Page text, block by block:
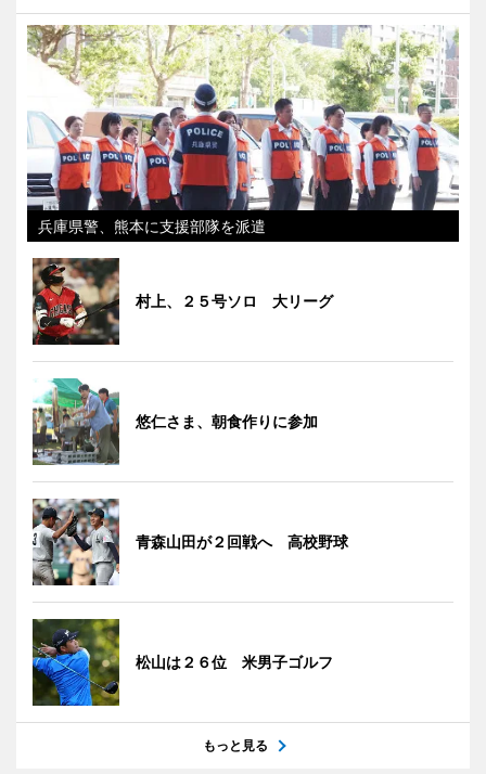
兵庫県警、熊本に支援部隊を派遣
村上、２５号ソロ 大リーグ
悠仁さま、朝食作りに参加
青森山田が２回戦へ 高校野球
松山は２６位 米男子ゴルフ
もっと見る